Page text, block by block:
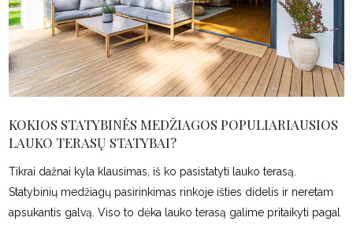
KOKIOS STATYBINĖS MEDŽIAGOS POPULIARIAUSIOS
LAUKO TERASŲ STATYBAI?
Tikrai dažnai kyla klausimas, iš ko pasistatyti lauko terasą.
Statybinių medžiagų pasirinkimas rinkoje išties didelis ir neretam
apsukantis galvą. Viso to dėka lauko terasą galime pritaikyti pagal